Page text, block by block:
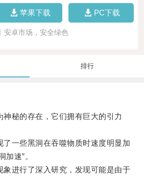
苹果下载 PC下载
安卓市场，安全绿色
排行
秘的存在，它们拥有巨大的引力
一些黑洞在吞噬物质时速度明显加
加速”。
进行了深入研究，发现可能是由于